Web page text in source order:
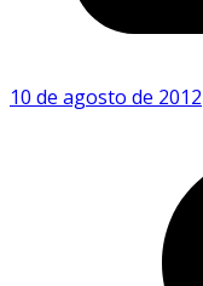
10 de agosto de 2012